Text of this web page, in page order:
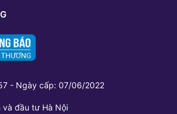
- Ngày cấp: 07/06/2022
và đầu tư Hà Nội